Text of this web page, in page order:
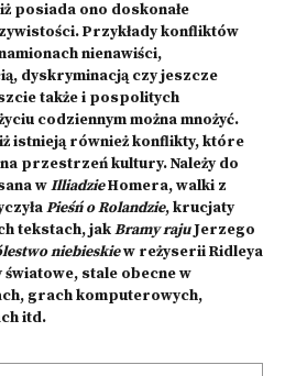
posiada ono doskonałe
Przykłady konfliktów
nienawiści,
dyskryminacją czy jeszcze
także i pospolitych
codziennym można mnożyć.
istnieją również konflikty, które
przestrzeń kultury. Należy do
wIlliadzieHomera, walki z
Pieśń o Rolandzie, krucjaty
tekstach, jakBramy rajuJerzego
niebieskiew reżyserii Ridleya
światowe, stale obecne w
grach komputerowych,
itd.